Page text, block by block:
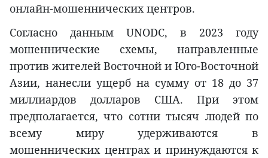
онлайн-мошеннических центров.
Согласно данным UNODC, в 2023 году
мошеннические схемы, направленные
против жителей Восточной и Юго-Восточной
Азии, нанесли ущерб на сумму от 18 до 37
миллиардов долларов США. При этом
предполагается, что сотни тысяч людей по
всему миру удерживаются в
мошеннических центрах и принуждаются к